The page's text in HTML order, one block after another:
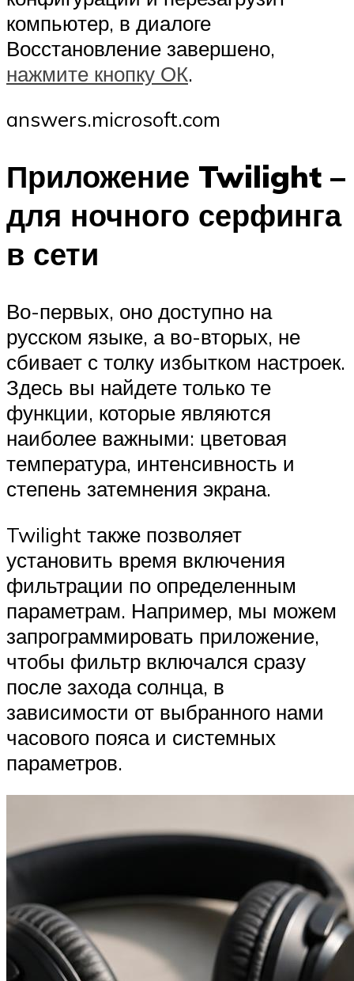
компьютер, в диалоге
Восстановление завершено,
нажмите кнопку ОК.
answers.microsoft.com
Приложение Twilight –
для ночного серфинга
в сети
Во-первых, оно доступно на
русском языке, а во-вторых, не
сбивает с толку избытком настроек.
Здесь вы найдете только те
функции, которые являются
наиболее важными: цветовая
температура, интенсивность и
степень затемнения экрана.
Twilight также позволяет
установить время включения
фильтрации по определенным
параметрам. Например, мы можем
запрограммировать приложение,
чтобы фильтр включался сразу
после захода солнца, в
зависимости от выбранного нами
часового пояса и системных
параметров.